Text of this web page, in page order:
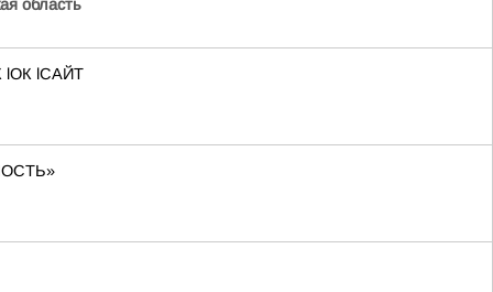
область
lОК lСАЙТ